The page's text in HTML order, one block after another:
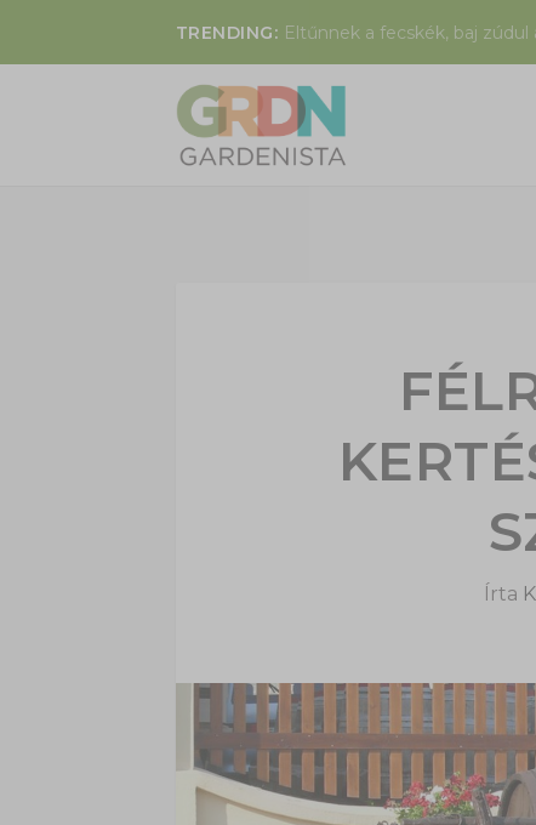
TRENDING: Eltűnnek a fecskék, baj zúdul
Írta